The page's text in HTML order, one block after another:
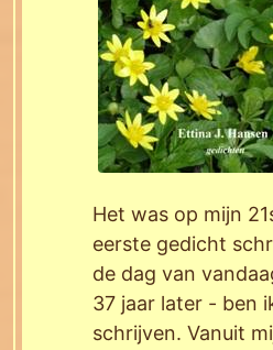
Het was op mijn
eerste gedicht
de dag van
37 jaar later - ben
schrijven. Vanuit